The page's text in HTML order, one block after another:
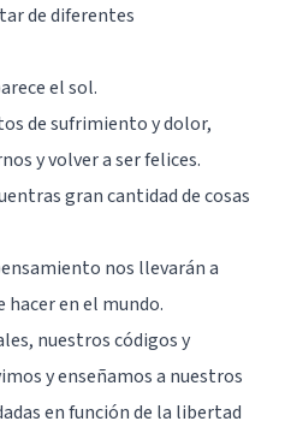
de diferentes
el sol.
de sufrimiento y dolor,
y volver a ser felices.
gran cantidad de cosas
nos llevarán a
hacer en el mundo.
nuestros códigos y
y enseñamos a nuestros
en función de la libertad